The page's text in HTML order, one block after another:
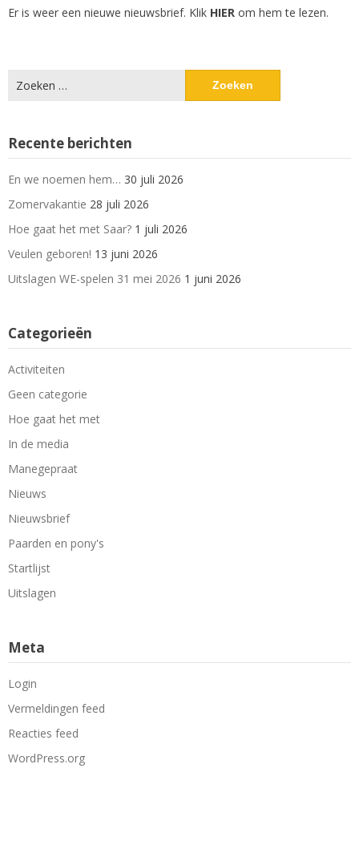
Er is weer een nieuwe nieuwsbrief. Klik HIER om hem te lezen.
Zoeken
naar:
Recente berichten
En we noemen hem… 30 juli 2026
Zomervakantie 28 juli 2026
Hoe gaat het met Saar? 1 juli 2026
Veulen geboren! 13 juni 2026
Uitslagen WE-spelen 31 mei 2026 1 juni 2026
Categorieën
Activiteiten
Geen categorie
Hoe gaat het met
In de media
Manegepraat
Nieuws
Nieuwsbrief
Paarden en pony's
Startlijst
Uitslagen
Meta
Login
Vermeldingen feed
Reacties feed
WordPress.org